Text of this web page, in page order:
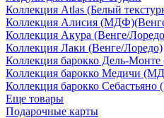
Коллекция Atlas (Белый
Коллекция Алисия
Коллекция Акура (Венге/
Коллекция Лаки (Венге/Лоредо)
Коллекция барокко Дель-
Коллекция барокко Медичи
Коллекция барокко
Еще товары
Подарочные карты